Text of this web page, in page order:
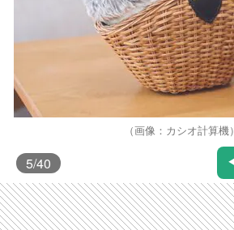
（画像：カシオ計算機）
5/40